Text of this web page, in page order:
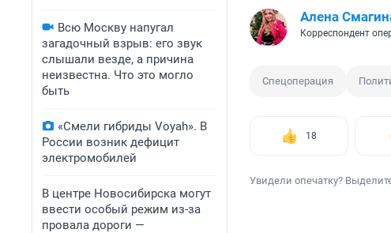
Всю Москву напугал
загадочный взрыв: его звук
слышали везде, а причина
неизвестна. Что это могло
быть
«Смели гибриды Voyah». В
России возник дефицит
электромобилей
В центре Новосибирска могут
ввести особый режим из-за
провала дороги —
Алена
Корреспондент
Спецоперация
18
Увидели опечатку?